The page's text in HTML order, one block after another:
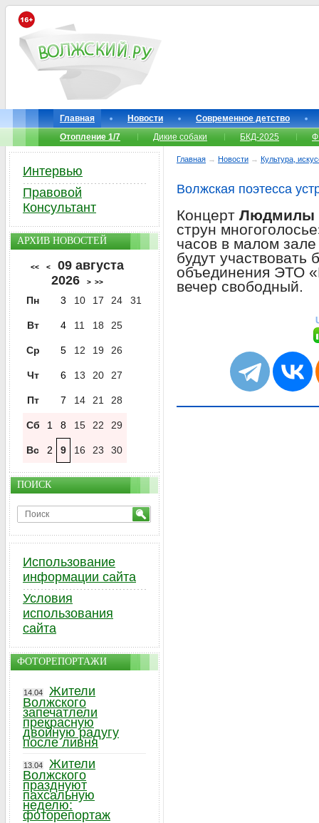
Главная Новости
Современное детство
Отопление 1/7
Дикие собаки БКД-2025
Главная → Новости → Культура,
Волжская поэтесса
Концерт Людмилы
струн
часов в малом
будут участвовать
объединения ЭТО
вечер свободный.
Интервью
Правовой
Консультант
АРХИВ НОВОСТЕЙ
<< <
09 августа
2026
> >>
Пн 3 10 17 24 31
Вт 4 11 18 25
Ср 5 12 19 26
Чт 6 13 20 27
Пт 7 14 21 28
Сб 1 8 15 22 29
Вс 2 9 16 23 30
ПОИСК
Использование
информации сайта
Условия
использования
сайта
ФОТОРЕПОРТАЖИ
14.04
Жители
Волжского
запечатлели
прекрасную
двойную радугу
после ливня
13.04
Жители
Волжского
празднуют
пахсальную
неделю:
фоторепортаж